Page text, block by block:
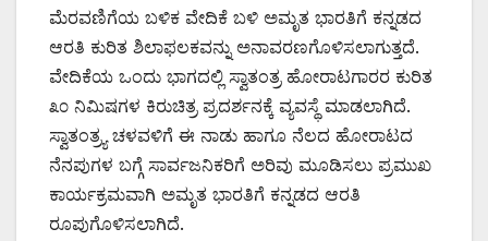
ಮೆರವಣಿಗೆಯ ಬಳಿಕ ವೇದಿಕೆ ಬಳಿ ಅಮೃತ ಭಾರತಿಗೆ ಕನ್ನಡದ
ಆರತಿ ಕುರಿತ ಶಿಲಾಫಲಕವನ್ನು ಅನಾವರಣಗೊಳಿಸಲಾಗುತ್ತದೆ.
ವೇದಿಕೆಯ ಒಂದು ಭಾಗದಲ್ಲಿ ಸ್ವಾತಂತ್ರ ಹೋರಾಟಗಾರರ ಕುರಿತ
೩೦ ನಿಮಿಷಗಳ ಕಿರುಚಿತ್ರ ಪ್ರದರ್ಶನಕ್ಕೆ ವ್ಯವಸ್ಥೆ ಮಾಡಲಾಗಿದೆ.
ಸ್ವಾತಂತ್ರ್ಯ ಚಳವಳಿಗೆ ಈ ನಾಡು ಹಾಗೂ ನೆಲದ ಹೋರಾಟದ
ನೆನಪುಗಳ ಬಗ್ಗೆ ಸಾರ್ವಜನಿಕರಿಗೆ ಅರಿವು ಮೂಡಿಸಲು ಪ್ರಮುಖ
ಕಾರ್ಯಕ್ರಮವಾಗಿ ಅಮೃತ ಭಾರತಿಗೆ ಕನ್ನಡದ ಆರತಿ
ರೂಪುಗೊಳಿಸಲಾಗಿದೆ.